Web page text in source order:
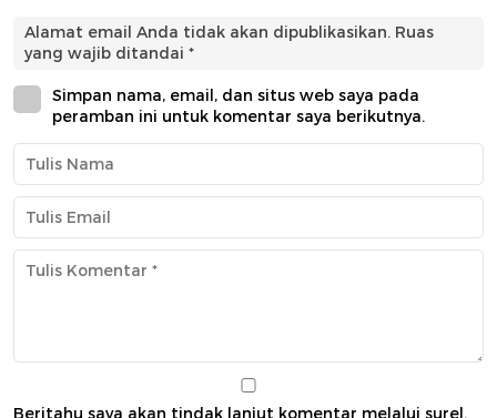
Alamat email Anda tidak akan dipublikasikan. Ruas
yang wajib ditandai *
Simpan nama, email, dan situs web saya pada
peramban ini untuk komentar saya berikutnya.
Beritahu saya akan tindak lanjut komentar melalui surel.